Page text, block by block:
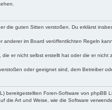
guten Sitten verstoßen. Du erklärst
im Board veröffentlichten Regeln
er nicht selbst erstellt hat oder die er
oder geeignet sind, dem Betreiber
bereitgestellten Foren-Software von phpBB
Art und Weise, wie die Software